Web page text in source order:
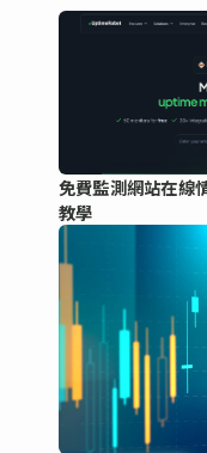
免費監測網站在
教學